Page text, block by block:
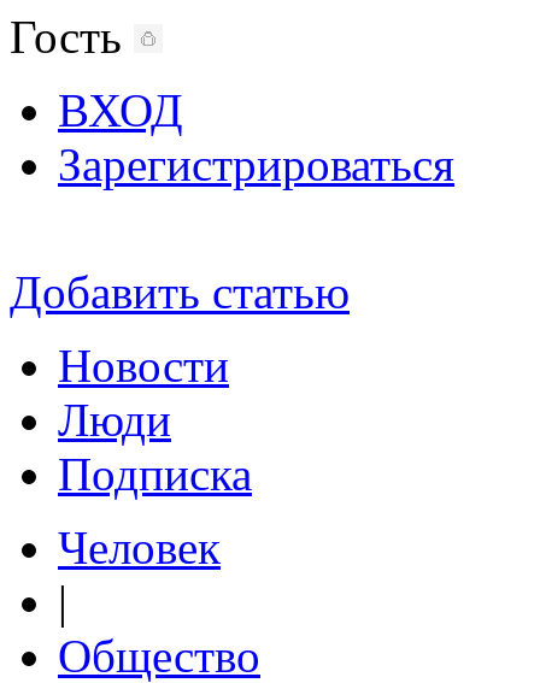
Гость
ВХОД
Зарегистрироваться
Добавить статью
Новости
Люди
Подписка
Человек
|
Общество